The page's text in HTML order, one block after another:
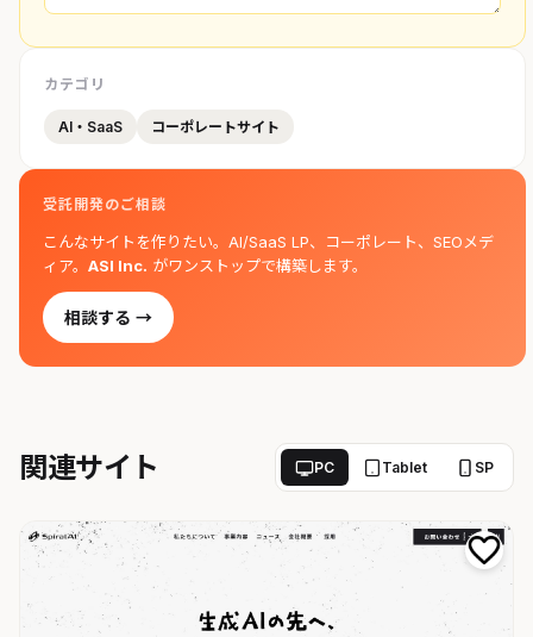
カテゴリ
AI・SaaS コーポレートサイト
受託開発のご相談
こんなサイトを作りたい。AI/SaaS LP、コーポレート、SEOメデ
ィア。 ASI Inc. がワンストップで構築します。
相談する →
関連サイト PC Tablet SP